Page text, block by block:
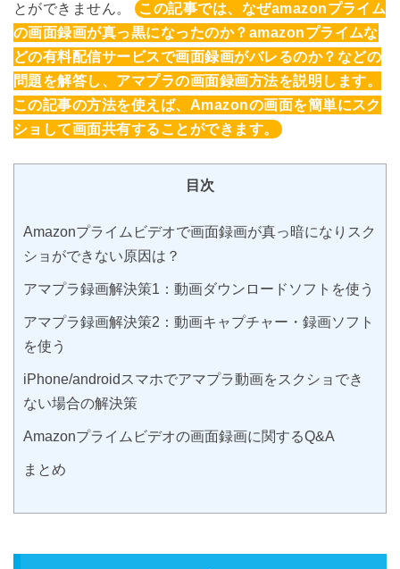
とができません。 この記事では、なぜamazonプライム
の画面録画が真っ黒になったのか？amazonプライムな
どの有料配信サービスで画面録画がバレるのか？などの
問題を解答し、アマプラの画面録画方法を説明します。
この記事の方法を使えば、Amazonの画面を簡単にスク
ショして画面共有することができます。
目次
Amazonプライムビデオで画面録画が真っ暗になりスク
ショができない原因は？
アマプラ録画解決策1：動画ダウンロードソフトを使う
アマプラ録画解決策2：動画キャプチャー・録画ソフト
を使う
iPhone/androidスマホでアマプラ動画をスクショでき
ない場合の解決策
Amazonプライムビデオの画面録画に関するQ&A
まとめ